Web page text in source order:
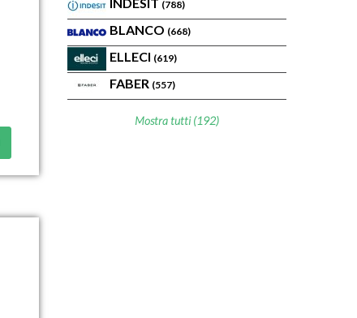
(788)
BLANCO (668)
ELLECI (619)
FABER (557)
Mostra tutti (192)